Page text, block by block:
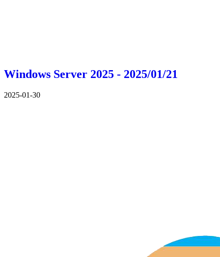
Windows Server 2025 - 2025/01/21
2025-01-30